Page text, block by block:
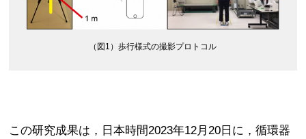
（図1）歩行様式の撮影プロトコル
この研究成果は，日本時間2023年12月20日に，循環器